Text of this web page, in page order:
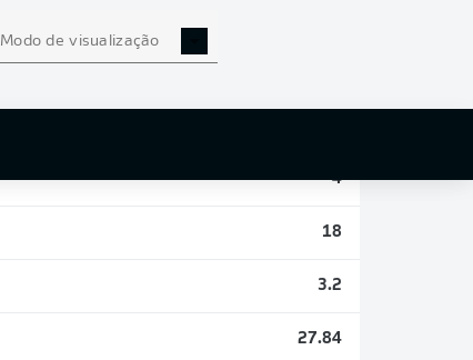
Modo de visualização
4
18
3.2
27.84